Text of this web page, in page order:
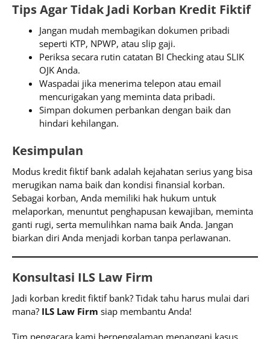
Tips Agar Tidak Jadi Korban Kredit Fiktif
Jangan mudah membagikan dokumen pribadi
seperti KTP, NPWP, atau slip gaji.
Periksa secara rutin catatan BI Checking atau SLIK
OJK Anda.
Waspadai jika menerima telepon atau email
mencurigakan yang meminta data pribadi.
Simpan dokumen perbankan dengan baik dan
hindari kehilangan.
Kesimpulan
Modus kredit fiktif bank adalah kejahatan serius yang bisa
merugikan nama baik dan kondisi finansial korban.
Sebagai korban, Anda memiliki hak hukum untuk
melaporkan, menuntut penghapusan kewajiban, meminta
ganti rugi, serta memulihkan nama baik Anda. Jangan
biarkan diri Anda menjadi korban tanpa perlawanan.
Konsultasi ILS Law Firm
Jadi korban kredit fiktif bank? Tidak tahu harus mulai dari
mana? ILS Law Firm siap membantu Anda!